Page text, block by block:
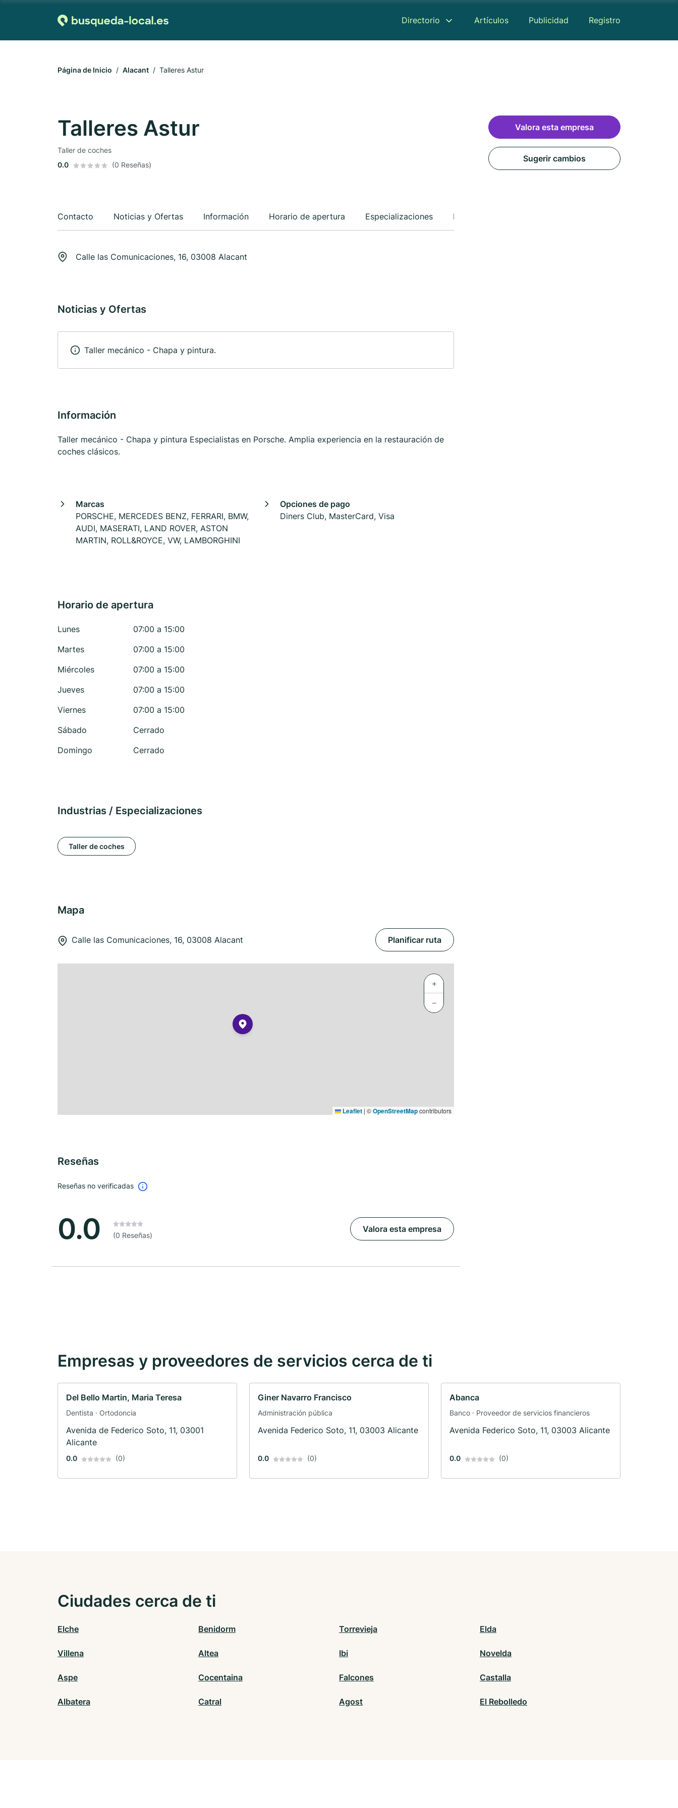
Directorio Artículos Publicidad Registro
Página de Inicio Alacant Talleres Astur
Talleres Astur
Taller de coches
0.0
(0 Reseñas)
Contacto Noticias y Ofertas Información Horario de apertura Especializaciones Mapa
Calle las Comunicaciones, 16, 03008 Alacant
Noticias y Ofertas
Taller mecánico - Chapa y pintura.
Información
Taller mecánico - Chapa y pintura Especialistas en Porsche. Amplia experiencia en la restauración de
coches clásicos.
Marcas
PORSCHE, MERCEDES BENZ, FERRARI, BMW,
AUDI, MASERATI, LAND ROVER, ASTON
MARTIN, ROLL&ROYCE, VW, LAMBORGHINI
Opciones de pago
Diners Club, MasterCard, Visa
Horario de apertura
Lunes
07:00 a 15:00
Martes
07:00 a 15:00
Miércoles
07:00 a 15:00
Jueves
07:00 a 15:00
Viernes
07:00 a 15:00
Sábado
Cerrado
Domingo
Cerrado
Industrias / Especializaciones
Taller de coches
Mapa
Calle las Comunicaciones, 16, 03008 Alacant Planificar ruta
+
−
Leaflet | ©OpenStreetMapcontributors
Reseñas
Reseñas no verificadas
0.0 (0 Reseñas)
Valora esta empresa
Valora esta empresa
Sugerir cambios
Empresas y proveedores de servicios cerca de ti
Del Bello Martin, Maria Teresa
Dentista · Ortodoncia
Avenida de Federico Soto, 11, 03001
Alicante
0.0 (0)
Giner Navarro Francisco
Administración pública
Avenida Federico Soto, 11, 03003 Alicante
0.0 (0)
Abanca
Banco · Proveedor de servicios financieros
Avenida Federico Soto, 11, 03003 Alicante
0.0 (0)
Ciudades cerca de ti
Elche Benidorm Torrevieja Elda
Villena Altea Ibi Novelda
Aspe Cocentaina Falcones Castalla
Albatera Catral Agost El Rebolledo